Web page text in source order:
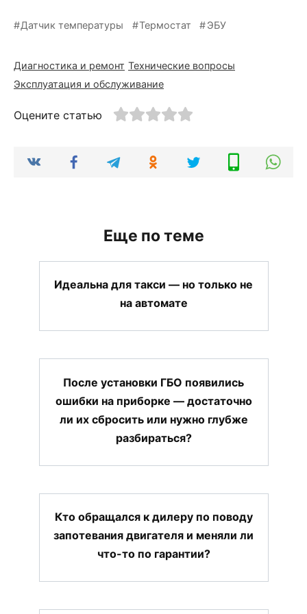
Датчик температуры Термостат ЭБУ
Диагностика и ремонт Технические вопросы
Эксплуатация и обслуживание
Оцените статью
Еще по теме
Идеальна для такси — но только не
на автомате
После установки ГБО появились
ошибки на приборке — достаточно
ли их сбросить или нужно глубже
разбираться?
Кто обращался к дилеру по поводу
запотевания двигателя и меняли ли
что-то по гарантии?